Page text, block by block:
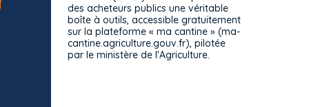
des acheteurs publics une véritable
boîte à outils, accessible gratuitement
sur la plateforme « ma cantine » (ma-
cantine.agriculture.gouv.fr), pilotée
par le ministère de l'Agriculture.